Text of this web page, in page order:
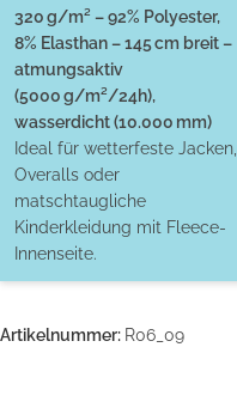
320 g/m² – 92% Polyester,
8% Elasthan – 145 cm breit –
atmungsaktiv
(5000 g/m²/24h),
wasserdicht (10.000 mm)
Ideal für wetterfeste Jacken,
Overalls oder
matschtaugliche
Kinderkleidung mit Fleece-
Innenseite.
Artikelnummer: R06_09